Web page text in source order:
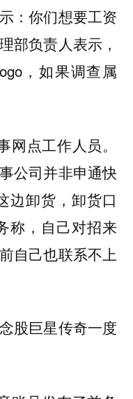
：你们想要工资
部负责人表示，
，如果调查属
网点工作人员。
公司并非申通快
边卸货，卸货口
称，自己对招来
自己也联系不上
股巨星传奇一度